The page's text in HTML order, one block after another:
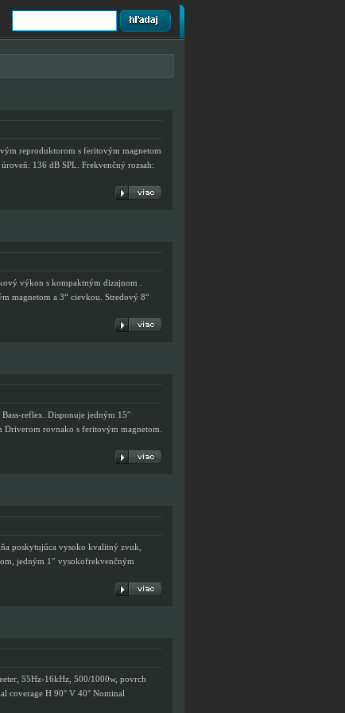
reproduktorom s feritovým magnetom
136 dB SPL. Frekvenčný rozsah:
výkon s kompaktným dizajnom .
magnetom a 3“ cievkou. Stredový 8“
reflex. Disponuje jedným 15″
rovnako s feritovým magnetom.
poskytujúca vysoko kvalitný zvuk,
jedným 1″ vysokofrekvenčným
55Hz-16kHz, 500/1000w, povrch
coverage H 90° V 40° Nominal